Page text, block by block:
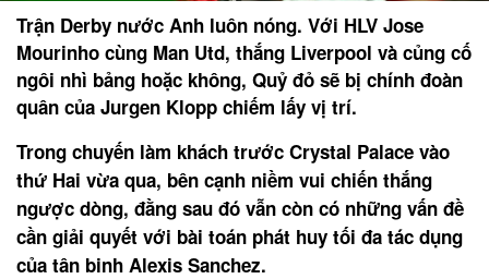
Trận Derby nước Anh luôn nóng. Với HLV Jose
Mourinho cùng Man Utd, thắng Liverpool và củng cố
ngôi nhì bảng hoặc không, Quỷ đỏ sẽ bị chính đoàn
quân của Jurgen Klopp chiếm lấy vị trí.
Trong chuyến làm khách trước Crystal Palace vào
thứ Hai vừa qua, bên cạnh niềm vui chiến thắng
ngược dòng, đằng sau đó vẫn còn có những vấn đề
cần giải quyết với bài toán phát huy tối đa tác dụng
của tân binh Alexis Sanchez.